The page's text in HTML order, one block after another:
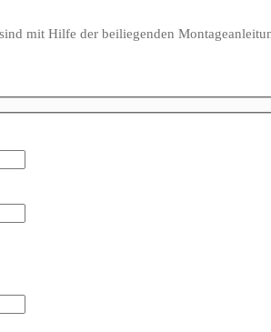
mit Hilfe der beiliegenden